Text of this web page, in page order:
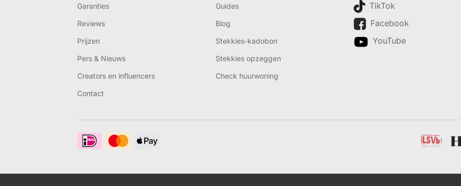
Garanties
Reviews
Prijzen
Pers & Nieuws
Creators en influencers
Contact
Guides
Blog
Stekkies-kadobon
Stekkies opzeggen
Check huurwoning
TikTok
Facebook
YouTube